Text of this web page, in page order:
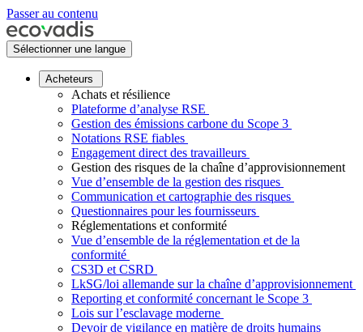
Passer au contenu
Sélectionner une langue
Acheteurs
Achats et résilience
Plateforme d’analyse RSE
Gestion des émissions carbone du Scope 3
Notations RSE fiables
Engagement direct des travailleurs
Gestion des risques de la chaîne d’approvisionnement
Vue d’ensemble de la gestion des risques
Communication et cartographie des risques
Questionnaires pour les fournisseurs
Réglementations et conformité
Vue d’ensemble de la réglementation et de la
conformité
CS3D et CSRD
LkSG/loi allemande sur la chaîne d’approvisionnement
Reporting et conformité concernant le Scope 3
Lois sur l’esclavage moderne
Devoir de vigilance en matière de droits humains